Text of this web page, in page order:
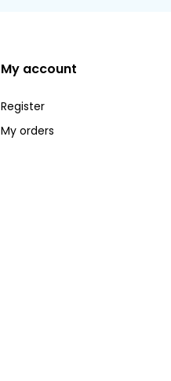
My account
Register
My orders